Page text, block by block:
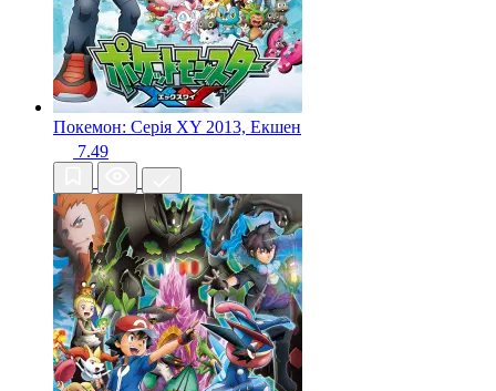
Покемон: Серія XY 2013, Екшен
7.49